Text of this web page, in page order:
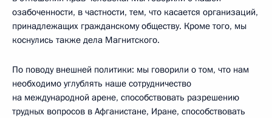
озабоченности, в частности, тем, что касается организаций,
принадлежащих гражданскому обществу. Кроме того, мы
коснулись также дела Магнитского.
По поводу внешней политики: мы говорили о том, что нам
необходимо углублять наше сотрудничество
на международной арене, способствовать разрешению
трудных вопросов в Афганистане, Иране, способствовать